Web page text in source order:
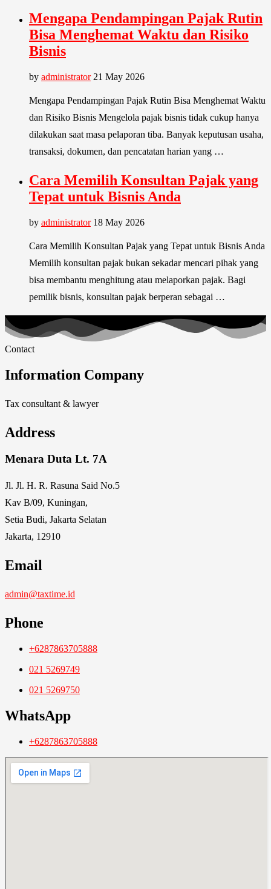
Mengapa Pendampingan Pajak Rutin
Bisa Menghemat Waktu dan Risiko
Bisnis
by administrator 21 May 2026
Mengapa Pendampingan Pajak Rutin Bisa Menghemat Waktu
dan Risiko Bisnis Mengelola pajak bisnis tidak cukup hanya
dilakukan saat masa pelaporan tiba. Banyak keputusan usaha,
transaksi, dokumen, dan pencatatan harian yang …
Cara Memilih Konsultan Pajak yang
Tepat untuk Bisnis Anda
by administrator 18 May 2026
Cara Memilih Konsultan Pajak yang Tepat untuk Bisnis Anda
Memilih konsultan pajak bukan sekadar mencari pihak yang
bisa membantu menghitung atau melaporkan pajak. Bagi
pemilik bisnis, konsultan pajak berperan sebagai …
Contact
Information Company
Tax consultant & lawyer
Address
Menara Duta Lt. 7A
Jl. Jl. H. R. Rasuna Said No.5
Kav B/09, Kuningan,
Setia Budi, Jakarta Selatan
Jakarta, 12910
Email
admin@taxtime.id
Phone
+6287863705888
021 5269749
021 5269750
WhatsApp
+6287863705888